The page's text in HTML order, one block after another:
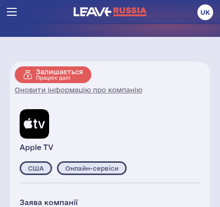
UK
Залишається
Працює далі
Оновити інформацію про компанію
Apple TV
США Онлайн-сервіси
Заява компанії